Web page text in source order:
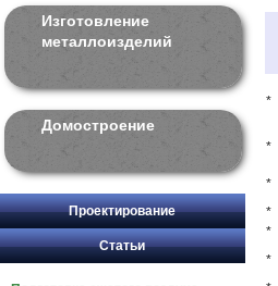
Изготовление
металлоизделий
Домостроение
Проектирование
Статьи
*
*
*
*
*
*